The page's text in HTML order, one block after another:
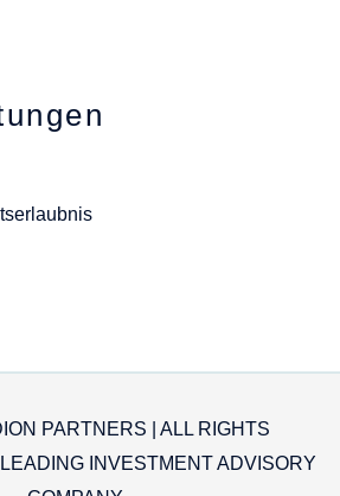
PARTNERS | ALL RIGHTS
INVESTMENT ADVISORY